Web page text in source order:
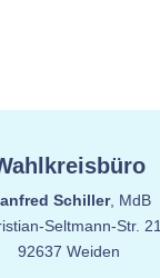
Schiller, MdB
Seltmann-Str. 21
92637 Weiden